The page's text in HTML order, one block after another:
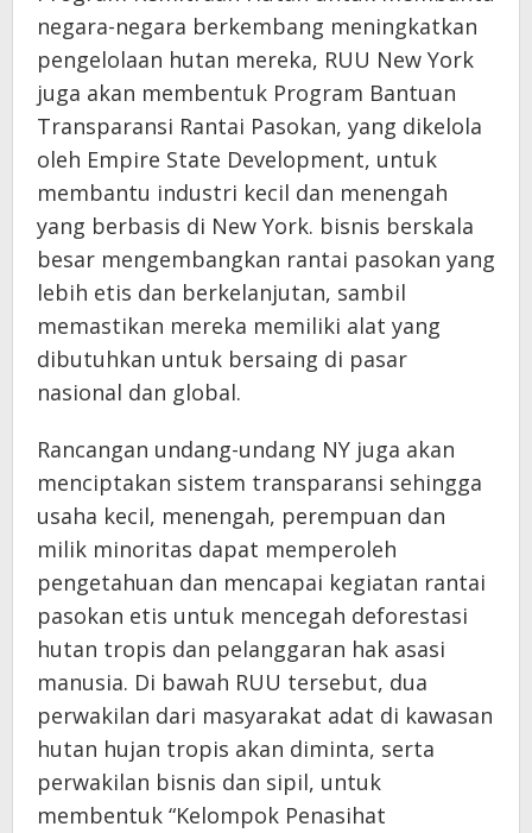
negara-negara berkembang meningkatkan
pengelolaan hutan mereka, RUU New York
juga akan membentuk Program Bantuan
Transparansi Rantai Pasokan, yang dikelola
oleh Empire State Development, untuk
membantu industri kecil dan menengah
yang berbasis di New York. bisnis berskala
besar mengembangkan rantai pasokan yang
lebih etis dan berkelanjutan, sambil
memastikan mereka memiliki alat yang
dibutuhkan untuk bersaing di pasar
nasional dan global.
Rancangan undang-undang NY juga akan
menciptakan sistem transparansi sehingga
usaha kecil, menengah, perempuan dan
milik minoritas dapat memperoleh
pengetahuan dan mencapai kegiatan rantai
pasokan etis untuk mencegah deforestasi
hutan tropis dan pelanggaran hak asasi
manusia. Di bawah RUU tersebut, dua
perwakilan dari masyarakat adat di kawasan
hutan hujan tropis akan diminta, serta
perwakilan bisnis dan sipil, untuk
membentuk “Kelompok Penasihat